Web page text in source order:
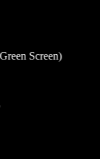
Screen)